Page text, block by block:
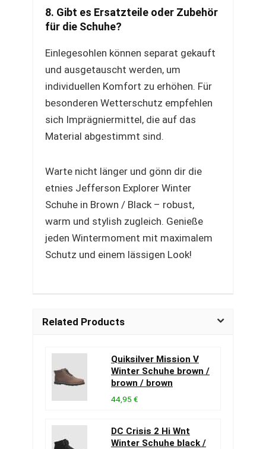
8. Gibt es Ersatzteile oder Zubehör
für die Schuhe?
Einlegesohlen können separat gekauft
und ausgetauscht werden, um
individuellen Komfort zu erhöhen. Für
besonderen Wetterschutz empfehlen
sich Imprägniermittel, die auf das
Material abgestimmt sind.
Warte nicht länger und gönn dir die
etnies Jefferson Explorer Winter
Schuhe in Brown / Black – robust,
warm und stylish zugleich. Genieße
jeden Wintermoment mit maximalem
Schutz und einem lässigen Look!
Related Products
Quiksilver Mission V
Winter Schuhe brown /
brown / brown
44,95 €
DC Crisis 2 Hi Wnt
Winter Schuhe black /